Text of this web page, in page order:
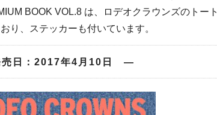
BOOK VOL.8 は、ロデオクラウンズのトート
り、ステッカーも付いています。
日：2017年4月10日 ―